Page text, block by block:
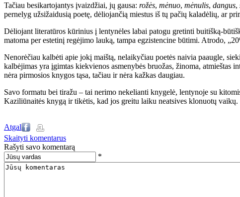
Tačiau besikartojantys įvaizdžiai, jų gausa: rožės, mėnuo, mėnulis, dangus,
pernelyg užsižaidusią poetę, dėliojančią miestus iš tų pačių kaladėlių, ar
Dėliojant literatūros kūrinius į lentynėles labai patogu gretinti buitišką-
matoma per estetinį regėjimo lauką, tampa egzistencine būtimi. Atrodo,
Nenorėčiau kalbėti apie jokį maištą, nelaikyčiau poetės naivia paaugle,
kalbėjimas yra įgimtas kiekvienos asmenybės bruožas, žinoma, atmieštas
nėra pirmosios knygos tąsa, tačiau ir nėra kažkas daugiau.
Savo formatu bei tiražu – tai nerimo nekelianti knygelė, lentynoje su
Kaziliūnaitės knygą ir tikėtis, kad jos greitu laiku neatsives klonuotų vaikų.
Atgal
Skaityti komentarus
Rašyti savo komentarą
*